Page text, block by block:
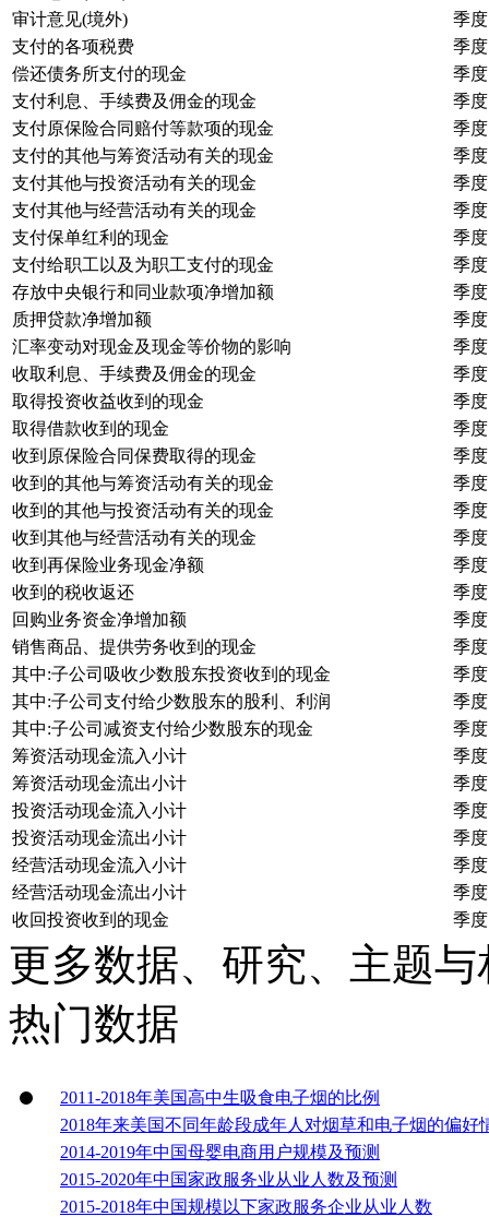
审计意见(境外)
季度
支付的各项税费
季度
偿还债务所支付的现金
季度
支付利息、手续费及佣金的现金
季度
支付原保险合同赔付等款项的现金
季度
支付的其他与筹资活动有关的现金
季度
支付其他与投资活动有关的现金
季度
支付其他与经营活动有关的现金
季度
支付保单红利的现金
季度
支付给职工以及为职工支付的现金
季度
存放中央银行和同业款项净增加额
季度
质押贷款净增加额
季度
汇率变动对现金及现金等价物的影响
季度
收取利息、手续费及佣金的现金
季度
取得投资收益收到的现金
季度
取得借款收到的现金
季度
收到原保险合同保费取得的现金
季度
收到的其他与筹资活动有关的现金
季度
收到的其他与投资活动有关的现金
季度
收到其他与经营活动有关的现金
季度
收到再保险业务现金净额
季度
收到的税收返还
季度
回购业务资金净增加额
季度
销售商品、提供劳务收到的现金
季度
其中:子公司吸收少数股东投资收到的现金
季度
其中:子公司支付给少数股东的股利、利润
季度
其中:子公司减资支付给少数股东的现金
季度
筹资活动现金流入小计
季度
筹资活动现金流出小计
季度
投资活动现金流入小计
季度
投资活动现金流出小计
季度
经营活动现金流入小计
季度
经营活动现金流出小计
季度
收回投资收到的现金
季度
更多数据、研究、主题
热门数据
2011-2018年美国高中生吸食电子烟的比例
2018年来美国不同年龄段成年人对烟草和电子烟的偏好
2014-2019年中国母婴电商用户规模及预测
2015-2020年中国家政服务业从业人数及预测
2015-2018年中国规模以下家政服务企业从业人数